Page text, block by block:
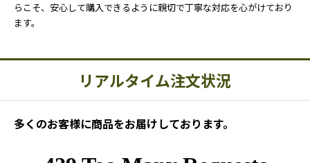
らこそ、安心して購入できるように親切で丁寧な対応を心がけており
ます。
リアルタイム注文状況
多くのお客様に商品をお届けしております。